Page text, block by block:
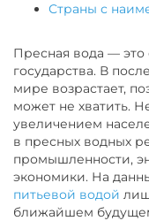
Страны с
Пресная вода — это
государства. В
мире возрастает,
может не хватить.
увеличением
в пресных водных
промышленности,
экономики. На
питьевой водой
ближайшем